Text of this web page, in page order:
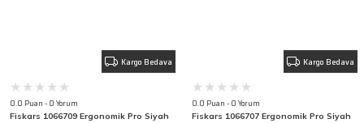
Kargo Bedava
0.0 Puan - 0 Yorum
Fiskars 1066709 Ergonomik Pro Siyah
Kargo Bedava
0.0 Puan - 0 Yorum
Fiskars 1066707 Ergonomik Pro Siyah